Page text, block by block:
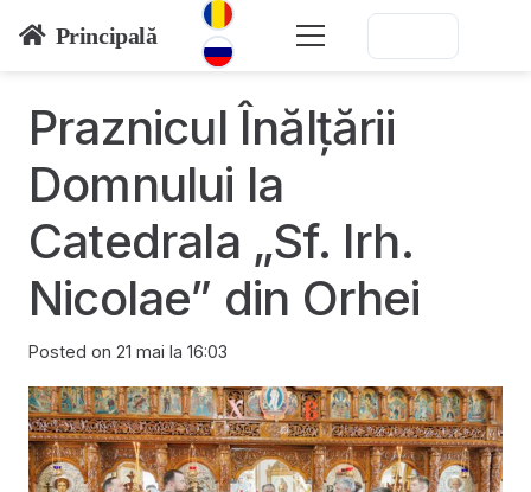
Principală
Praznicul Înălțării
Domnului la
Catedrala „Sf. Irh.
Nicolae” din Orhei
Posted on 21 mai la 16:03